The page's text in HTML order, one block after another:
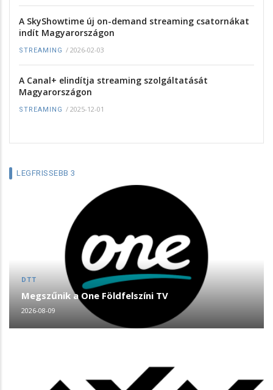
A SkyShowtime új on-demand streaming csatornákat
indít Magyarországon
STREAMING / 2026-02-03
A Canal+ elindítja streaming szolgáltatását
Magyarországon
STREAMING / 2025-12-01
LEGFRISSEBB 3
DTT
Megszűnik a One Földfelszíni TV
2026-08-09